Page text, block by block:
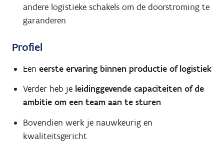
andere logistieke schakels om de doorstroming te
garanderen
Profiel
Een eerste ervaring binnen productie of logistiek
Verder heb je leidinggevende capaciteiten of de
ambitie om een team aan te sturen
Bovendien werk je nauwkeurig en
kwaliteitsgericht